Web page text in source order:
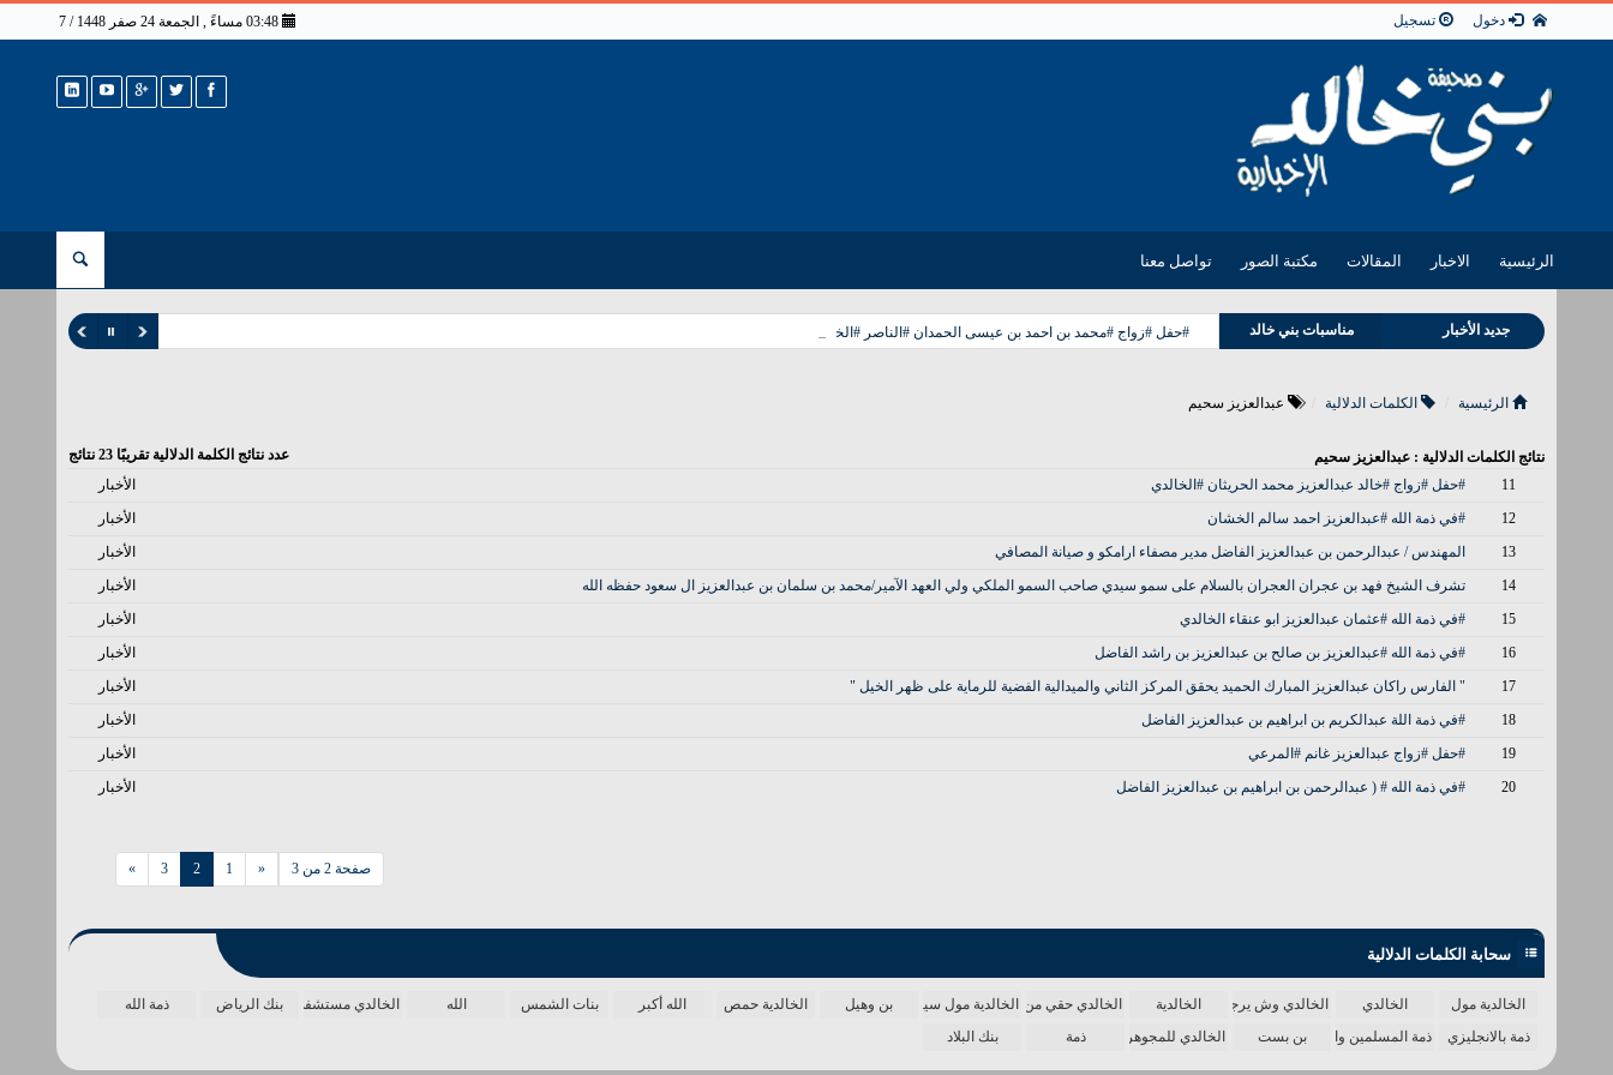
دخول تسجيل
الرئيسية الاخبار المقالات مكتبة الصور تواصل معنا
جديد الأخبار
وفيات بني خالد
مناسبات بني خالد #حفل #زواج #محمد بن احمد بن عيسى الحمدان #الناصر #الخالدي
الرئيسية الكلمات الدلالية عبدالعزيز سحيم
نتائج الكلمات الدلالية : عبدالعزيز سحيم عدد نتائج الكلمة الدلالية تقريبًا 23 نتائج
11
#حفل #زواج #خالد عبدالعزيز محمد الحريثان #الخالدي
الأخبار
12
#في ذمة الله #عبدالعزيز احمد سالم الخشان
الأخبار
13
المهندس / عبدالرحمن بن عبدالعزيز الفاضل مدير مصفاء ارامكو و صيانة المصافي
الأخبار
14
تشرف الشيخ فهد بن عجران العجران بالسلام على سمو سيدي صاحب السمو الملكي ولي العهد الآمير/محمد بن سلمان بن عبدالعزيز ال سعود حفظه الله
الأخبار
15
#في ذمة الله #عثمان عبدالعزيز ابو عنقاء الخالدي
الأخبار
16
#في ذمة الله #عبدالعزيز بن صالح بن عبدالعزيز بن راشد الفاضل
الأخبار
17
" الفارس راكان عبدالعزيز المبارك الحميد يحقق المركز الثاني والميدالية الفضية للرماية على ظهر الخيل "
الأخبار
18
#في ذمة اللة عبدالكريم بن ابراهيم بن عبدالعزيز الفاضل
الأخبار
19
#حفل #زواج عبدالعزيز غانم #المرعي
الأخبار
20
#في ذمة الله # ( عبدالرحمن بن ابراهيم بن عبدالعزيز الفاضل الأخبار
صفحة 2 من 3 «
1
2
3
»
سحابة الكلمات الدلالية
الخالدية مول الخالدي الخالدي وش يرجع الخالدية الخالدي حقي من الدنياالخالدية مول سينما بن وهيل الخالدية حمص الله أكبر بنات الشمس الله الخالدي مستشفى بنك الرياض
ذمة الله
ذمة بالانجليزي
ذمة المسلمين واحدة بن بست الخالدي للمجوهرات ذمة بنك البلاد